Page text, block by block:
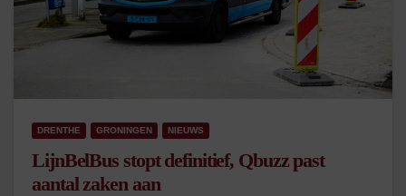
DRENTHE GRONINGEN NIEUWS
LijnBelBus stopt definitief, Qbuzz past
aantal zaken aan